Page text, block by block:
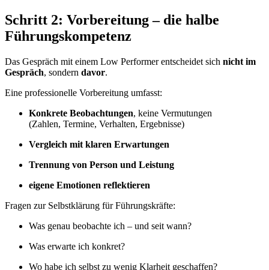
Schritt 2: Vorbereitung – die halbe
Führungskompetenz
Das Gespräch mit einem Low Performer entscheidet sich nicht im
Gespräch, sondern davor.
Eine professionelle Vorbereitung umfasst:
Konkrete Beobachtungen, keine Vermutungen
(Zahlen, Termine, Verhalten, Ergebnisse)
Vergleich mit klaren Erwartungen
Trennung von Person und Leistung
eigene Emotionen reflektieren
Fragen zur Selbstklärung für Führungskräfte:
Was genau beobachte ich – und seit wann?
Was erwarte ich konkret?
Wo habe ich selbst zu wenig Klarheit geschaffen?